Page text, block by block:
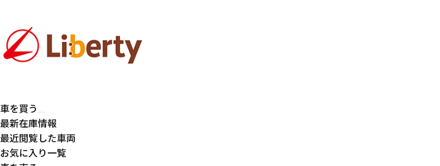
車を買う
最新在庫情報
最近閲覧した車両
お気に入り一覧